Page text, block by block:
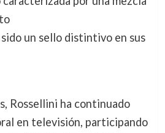
un sello distintivo en sus
Rossellini ha continuado
en televisión, participando